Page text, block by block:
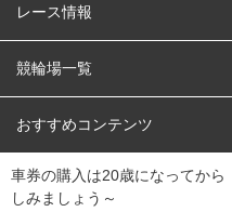
競輪
オートレース
競輪くじ
Dokanto!
レース情報
レース予想
レース結果
キャリーオーバー一覧
競輪場一覧
北日本 函館競輪場
関
東
弥彦競輪場 前橋競輪場
おすすめコンテンツ
競輪選手情報
車券の購入は20歳になってか
しみましょう～